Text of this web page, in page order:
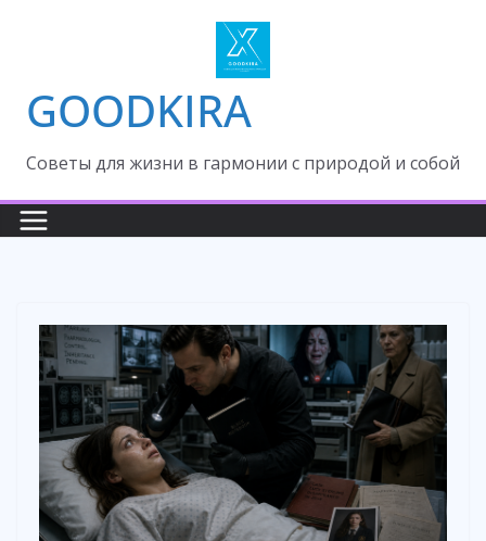
GOODKIRA
Cоветы для жизни в гармонии с природой и собой